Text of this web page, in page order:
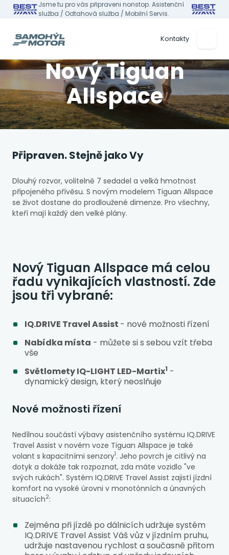
Jsme tu pro vás připraveni nonstop. Asistenční
služba / Odtahová služba / Mobilní Servis.
Kontakty
Nový Tiguan
Allspace
Připraven. Stejně jako Vy
Dlouhý rozvor, volitelně 7 sedadel a velká hmotnost
připojeného přívěsu. S novým modelem Tiguan Allspace
se život dostane do prodloužené dimenze. Pro všechny,
kteří mají každý den velké plány.
Nový Tiguan Allspace má celou
řadu vynikajících vlastností. Zde
jsou tři vybrané:
IQ.DRIVE Travel Assist - nové možnosti řízení
Nabídka místa - můžete si s sebou vzít třeba
vše
Světlomety IQ-LIGHT LED-Martix1 -
dynamický design, který neoslňuje
Nové možnosti řízení
Nedílnou součástí výbavy asistenčního systému IQ.DRIVE
Travel Assist v novém voze Tiguan Allspace je také
volant s kapacitními senzory1. Jeho povrch je citlivý na
dotyk a dokáže tak rozpoznat, zda máte vozidlo "ve
svých rukách". Systém IQ.DRIVE Travel Assist zajistí jízdní
komfort na vysoké úrovni v monotónních a únavných
situacích2:
Zejména při jízdě po dálnicích udržuje systém
IQ.DRIVE Travel Assist Váš vůz v jízdním pruhu,
udržuje nastavenou rychlost a současně přitom